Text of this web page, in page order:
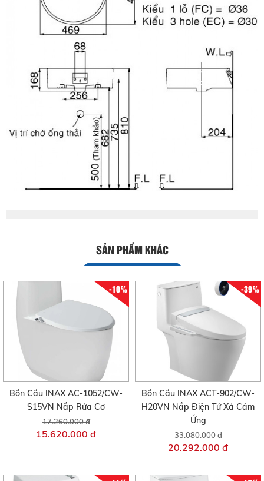
SẢN PHẨM KHÁC
-10%
Bồn Cầu INAX AC-1052/CW-
S15VN Nắp Rửa Cơ
17.260.000 đ
15.620.000 đ
-39%
Bồn Cầu INAX ACT-902/CW-
H20VN Nắp Điện Tử Xả Cảm
Ứng
33.080.000 đ
20.292.000 đ